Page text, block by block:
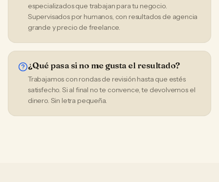
especializados que trabajan para tu negocio.
Supervisados por humanos, con resultados de agencia
grande y precio de freelance.
¿Qué pasa si no me gusta el resultado?
Trabajamos con rondas de revisión hasta que estés
satisfecho. Si al final no te convence, te devolvemos el
dinero. Sin letra pequeña.